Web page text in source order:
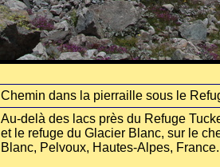
Chemin dans la pierraille sous le
Au-delà des lacs près du Refuge
et le refuge du Glacier Blanc, sur le
Blanc, Pelvoux, Hautes-Alpes, France.